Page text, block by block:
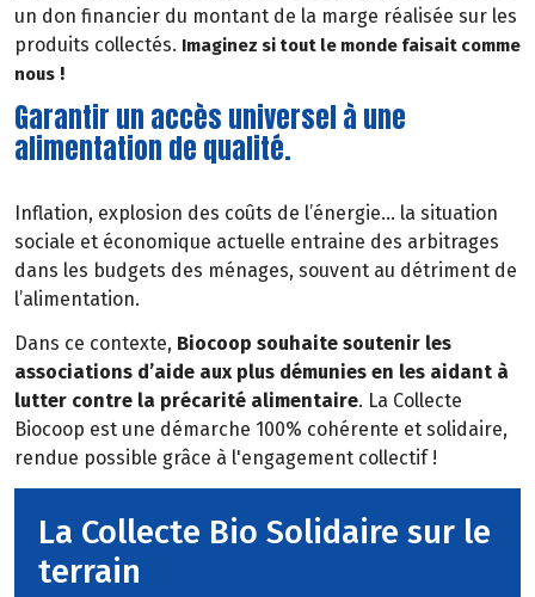
un don financier du montant de la marge réalisée sur les
produits collectés. Imaginez si tout le monde faisait comme
nous !
Garantir un accès universel à une
alimentation de qualité.
Inflation, explosion des coûts de l’énergie… la situation
sociale et économique actuelle entraine des arbitrages
dans les budgets des ménages, souvent au détriment de
l’alimentation.
Dans ce contexte, Biocoop souhaite soutenir les
associations d’aide aux plus démunies en les aidant à
lutter contre la précarité alimentaire. La Collecte
Biocoop est une démarche 100% cohérente et solidaire,
rendue possible grâce à l'engagement collectif !
La Collecte Bio Solidaire sur le
terrain